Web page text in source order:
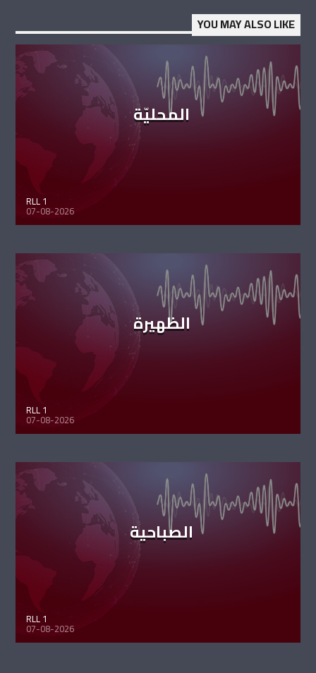
YOU MAY ALSO LIKE
المحليّة
RLL 1
07-08-2026
الظهيرة
RLL 1
07-08-2026
الصباحية
RLL 1
07-08-2026